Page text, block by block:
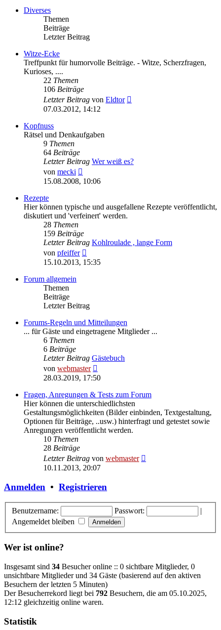
Diverses
Themen
Beiträge
Letzter Beitrag
Witze-Ecke
Treffpunkt für humorvolle Beiträge. - Witze, Scherzfragen,
Kurioses, ....
22 Themen
106 Beiträge
Letzter Beitrag von Eldtor
07.03.2012, 14:12
Kopfnuss
Rätsel und Denkaufgaben
9 Themen
64 Beiträge
Letzter Beitrag Wer weiß es?
von mecki
Beitrag
15.08.2008, 10:06
Rezepte
Hier können typische und ausgefallene Rezepte veröffentlicht,
diskutiert und 'verfeinert' werden.
28 Themen
159 Beiträge
Letzter Beitrag Kohlroulade , lange Form
von pfeiffer
Beitrag
15.10.2013, 15:35
Forum allgemein
Themen
Beiträge
Letzter Beitrag
Forums-Regeln und Mitteilungen
... für Gäste und eingetragene Mitglieder ...
6 Themen
6 Beiträge
Letzter Beitrag Gästebuch
von webmaster
Beitrag
28.03.2019, 17:50
Fragen, Anregungen & Tests zum Forum
Hier können die unterschiedlichsten
Gestaltungsmöglichkeiten (Bilder einbinden, Textgestaltung,
Optionen für Beiträge, ..usw.) hinterfragt und getestet sowie
Anregungen veröffentlicht werden.
10 Themen
28 Beiträge
Letzter Beitrag von webmaster
10.11.2013, 20:07
Anmelden • Registrieren
Benutzername: Passwort:
|
Angemeldet bleiben
Wer ist online?
Insgesamt sind 34 Besucher online :: 0 sichtbare Mitglieder, 0
unsichtbare Mitglieder und 34 Gäste (basierend auf den aktiven
Besuchern der letzten 5 Minuten)
Der Besucherrekord liegt bei 792 Besuchern, die am 05.10.2025,
12:12 gleichzeitig online waren.
Statistik